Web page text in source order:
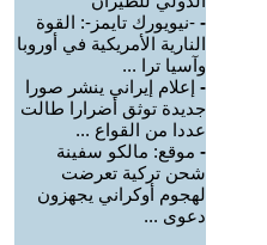
- -نيويورك تايمز-: القوة
النارية الأمريكية في أوروبا
وآسيا ترا ...
- إعلام إيراني ينشر صورا
جديدة توثق أضرارا طالت
عددا من القواع ...
- موقع: مالكو سفينة
شحن تركية تعرضت
لهجوم أوكراني يجهزون
دعوى ...